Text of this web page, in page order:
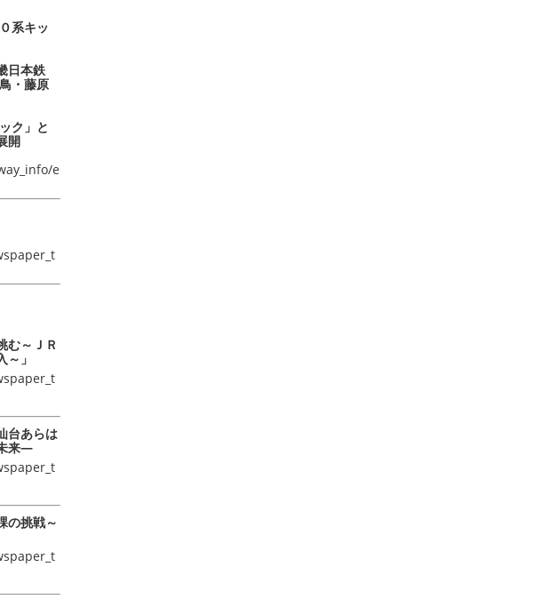
系キッ
日本鉄
・藤原
ク」と
開
e
む～ＪＲ
」
台あらは
来―
挑戦～